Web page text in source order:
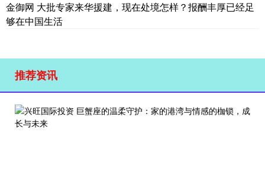
金御网 大批专家来华援建，现在处境怎样？报酬丰厚已经足
够在中国生活
推荐资讯